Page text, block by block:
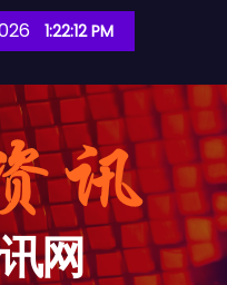
1:22:12 PM
网